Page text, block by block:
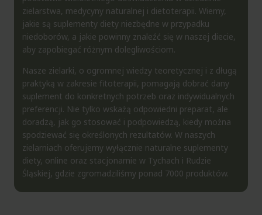
zielarstwa, medycyny naturalnej i dietoterapii. Wiemy,
jakie są suplementy diety niezbędne w przypadku
niedoborów, a jakie powinny znaleźć się w naszej diecie,
aby zapobiegać różnym dolegliwościom.
Nasze zielarki, o ogromnej wiedzy teoretycznej i z długą
praktyką w zakresie fitoterapii, pomagają dobrać dany
suplement do konkretnych potrzeb oraz indywidualnych
preferencji. Nie tylko wskażą odpowiedni preparat, ale
doradzą, jak go stosować i podpowiedzą, kiedy można
spodziewać się określonych rezultatów. W naszych
zielarniach oferujemy wyłącznie naturalne suplementy
diety, online oraz stacjonarnie w Tychach i Rudzie
Śląskiej, gdzie zgromadziliśmy ponad 7000 produktów.